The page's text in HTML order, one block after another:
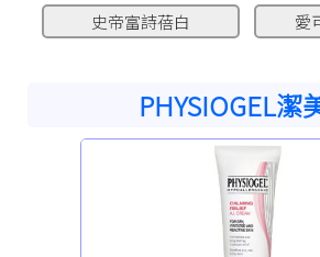
史帝富詩蓓白
愛
PHYSIOGEL潔